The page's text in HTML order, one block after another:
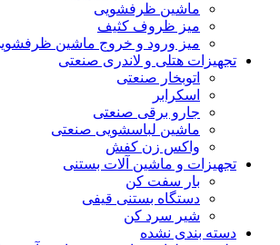
ماشین ظرفشویی
میز ظروف کثیف
میز ورود و خروج ماشین
تجهیزات هتلی و لاندری صنعتی
اتوبخار صنعتی
اسکرابر
جارو برقی صنعتی
ماشین لباسشویی صنعتی
واکس زن کفش
تجهیزات و ماشین آلات بستنی
بار سفت کن
دستگاه بستنی قیفی
شیر سرد کن
دسته بندی نشده